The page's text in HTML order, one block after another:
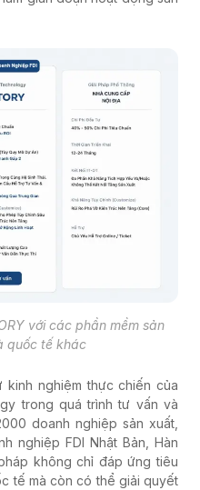
với các phần mềm sản
quốc tế khác
kinh nghiệm thực chiến của
trong quá trình tư vấn và
doanh nghiệp sản xuất,
nghiệp FDI Nhật Bản, Hàn
không chỉ đáp ứng tiêu
tế mà còn có thể giải quyết